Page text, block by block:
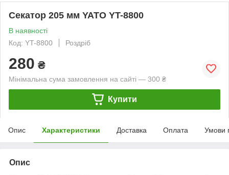
Секатор 205 мм YATO YT-8800
В наявності
Код: YT-8800
Роздріб
280 ₴
Мінімальна сума замовлення на сайті — 300 ₴
Купити
Опис Характеристики Доставка Оплата Умови
Опис